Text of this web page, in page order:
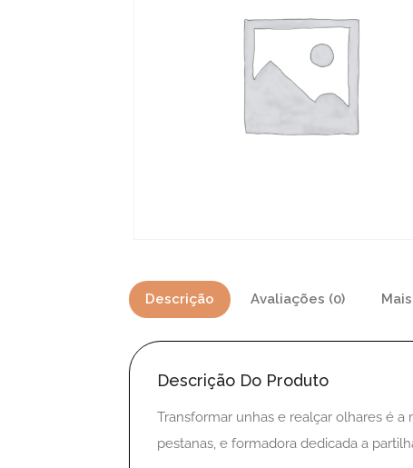
Descrição Avaliações (0)
Descrição Do Produto
Transformar unhas e realçar olhares é a
pestanas, e formadora dedicada a